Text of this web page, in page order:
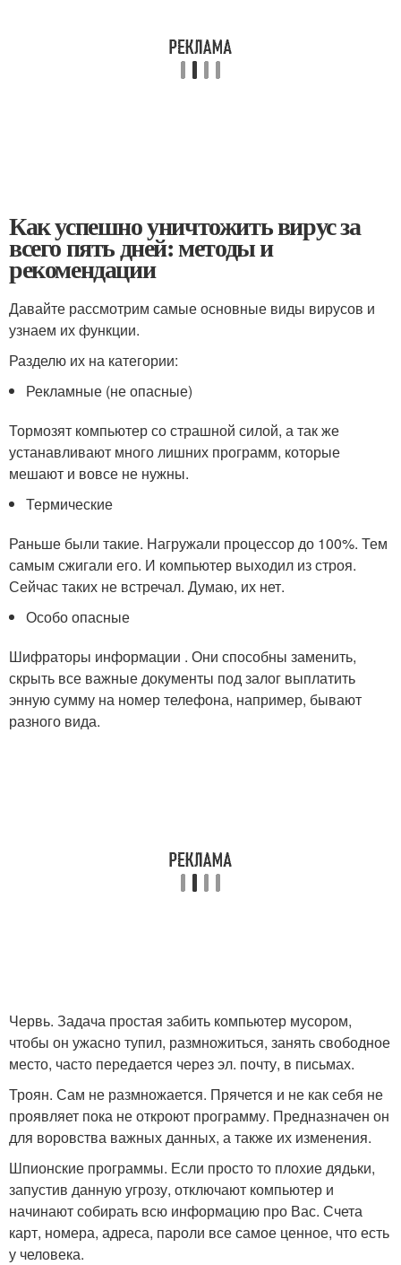
Как успешно уничтожить вирус за
всего пять дней: методы и
рекомендации
Давайте рассмотрим самые основные виды вирусов и
узнаем их функции.
Разделю их на категории:
Рекламные (не опасные)
Тормозят компьютер со страшной силой, а так же
устанавливают много лишних программ, которые
мешают и вовсе не нужны.
Термические
Раньше были такие. Нагружали процессор до 100%. Тем
самым сжигали его. И компьютер выходил из строя.
Сейчас таких не встречал. Думаю, их нет.
Особо опасные
Шифраторы информации . Они способны заменить,
скрыть все важные документы под залог выплатить
энную сумму на номер телефона, например, бывают
разного вида.
Червь. Задача простая забить компьютер мусором,
чтобы он ужасно тупил, размножиться, занять свободное
место, часто передается через эл. почту, в письмах.
Троян. Сам не размножается. Прячется и не как себя не
проявляет пока не откроют программу. Предназначен он
для воровства важных данных, а также их изменения.
Шпионские программы. Если просто то плохие дядьки,
запустив данную угрозу, отключают компьютер и
начинают собирать всю информацию про Вас. Счета
карт, номера, адреса, пароли все самое ценное, что есть
у человека.